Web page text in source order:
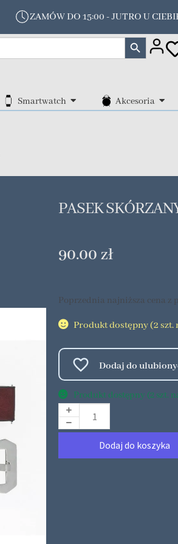
ZAMÓW DO 15:00 - JUTRO U
Search Button
Smartwatch Akcesoria
PASEK
90.00 zł
Poprzednia najniższa cena z
Produkt dostępny (2 szt.
Produkt dostępny (2 szt.
Dodaj do koszyka